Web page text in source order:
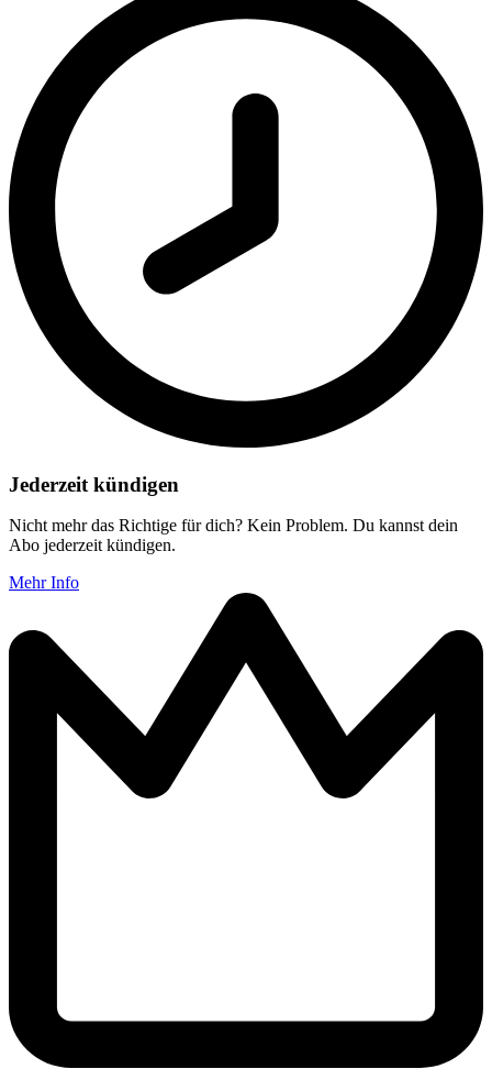
Jederzeit kündigen
Nicht mehr das Richtige für dich? Kein Problem. Du kannst dein
Abo jederzeit kündigen.
Mehr Info